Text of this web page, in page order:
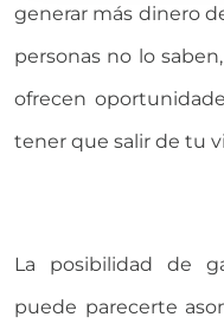
generar más dinero
personas no lo
ofrecen
tener que salir de tu
La posibilidad de
puede parecerte